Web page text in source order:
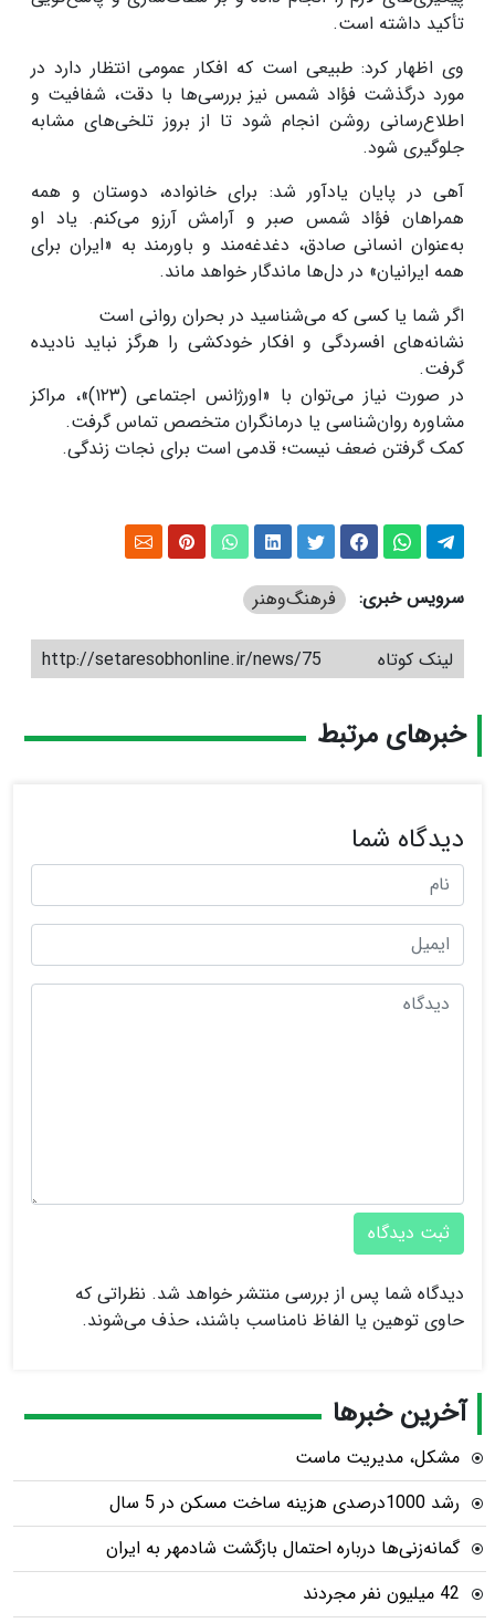
تأکید داشته است.
وی اظهار کرد: طبیعی است که افکار عمومی انتظار دارد در
مورد درگذشت فؤاد شمس نیز بررسی‌ها با دقت، شفافیت و
اطلاع‌رسانی روشن انجام شود تا از بروز تلخی‌های مشابه
جلوگیری شود.
آهی در پایان یادآور شد: برای خانواده، دوستان و همه
همراهان فؤاد شمس صبر و آرامش آرزو می‌کنم. یاد او
به‌عنوان انسانی صادق، دغدغه‌مند و باورمند به «ایران برای
همه ایرانیان» در دل‌ها ماندگار خواهد ماند.
اگر شما یا کسی که می‌شناسید در بحران روانی است
نشانه‌های افسردگی و افکار خودکشی را هرگز نباید نادیده
گرفت.
در صورت نیاز می‌توان با «اورژانس اجتماعی (۱۲۳)»، مراکز
مشاوره روان‌شناسی یا درمانگران متخصص تماس گرفت.
کمک گرفتن ضعف نیست؛ قدمی است برای نجات زندگی.
سرویس خبری: فرهنگ‌و‌هنر
لینک کوتاه http://setaresobhonline.ir/news/75
خبرهای مرتبط
دیدگاه شما
ثبت دیدگاه
دیدگاه شما پس از بررسی منتشر خواهد شد. نظراتی که
حاوی توهین یا الفاظ نامناسب باشند، حذف می‌شوند.
آخرین خبرها
مشکل، مدیریت ماست
رشد 1000درصدی هزینه ساخت مسکن در 5 سال
گمانه‌زنی‌ها درباره احتمال بازگشت شادمهر به ایران
42 میلیون نفر مجردند